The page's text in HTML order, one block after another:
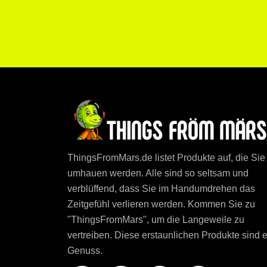
ThingsFromMars.de listet Produkte auf, die Sie
umhauen werden. Alle sind so seltsam und
verblüffend, dass Sie im Handumdrehen das
Zeitgefühl verlieren werden. Kommen Sie zu
"ThingsFromMars", um die Langeweile zu
vertreiben. Diese erstaunlichen Produkte sind
Genuss.
Ihre Privatsphäre ist uns wichtig